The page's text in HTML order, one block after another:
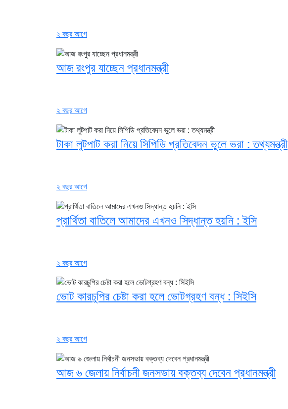
২ বছর আগে
আজ রংপুর যাচ্ছেন প্রধানমন্ত্রী
২ বছর আগে
টাকা লুটপাট করা নিয়ে সিপিডি প্রতিবেদন ভুলে ভরা : তথ্যমন্ত্রী
২ বছর আগে
প্রার্থিতা বাতিলে আমাদের এখনও সিদ্ধান্ত হয়নি : ইসি
২ বছর আগে
ভোট কারচুপির চেষ্টা করা হলে ভোটগ্রহণ বন্ধ : সিইসি
২ বছর আগে
আজ ৬ জেলায় নির্বাচনী জনসভায় বক্তব্য দেবেন প্রধানমন্ত্রী